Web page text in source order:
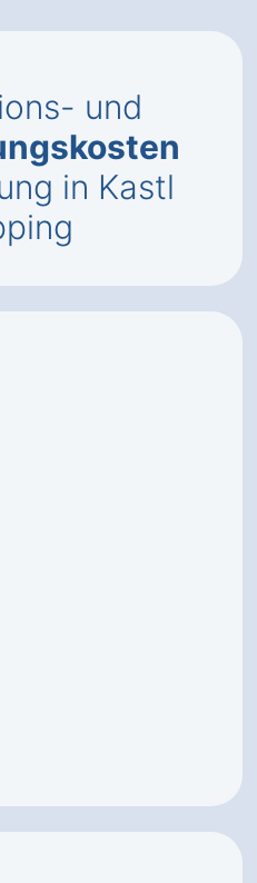
und
in Kastl